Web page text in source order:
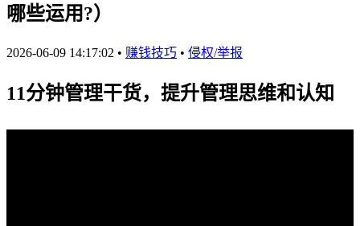
哪些运用?）
2026-06-09 14:17:02 • 赚钱技巧 • 侵权/举报
11分钟管理干货，提升管理思维和认知